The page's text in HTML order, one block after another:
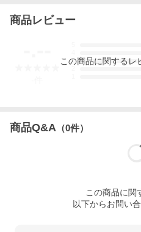
商品レビュー
3
この商品に関するレ
商品Q&A （0件）
この商品に関
以下からお問い